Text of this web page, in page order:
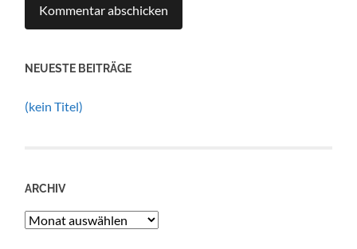
NEUESTE BEITRÄGE
(kein Titel)
ARCHIV
Archiv